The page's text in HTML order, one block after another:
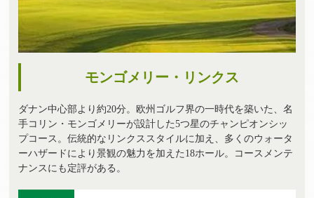
モンゴメリー・リンクス
ダナン中心部より約20分。欧州ゴルフ界の一時代を築いた、名
手コリン・モンゴメリーが設計した5つ星のチャンピオンシッ
プコース。伝統的なリンクススタイルに加え、多くのウォータ
ーハザードにより景観の魅力を加えた18ホール。コースメンテ
ナンスにも定評がある。